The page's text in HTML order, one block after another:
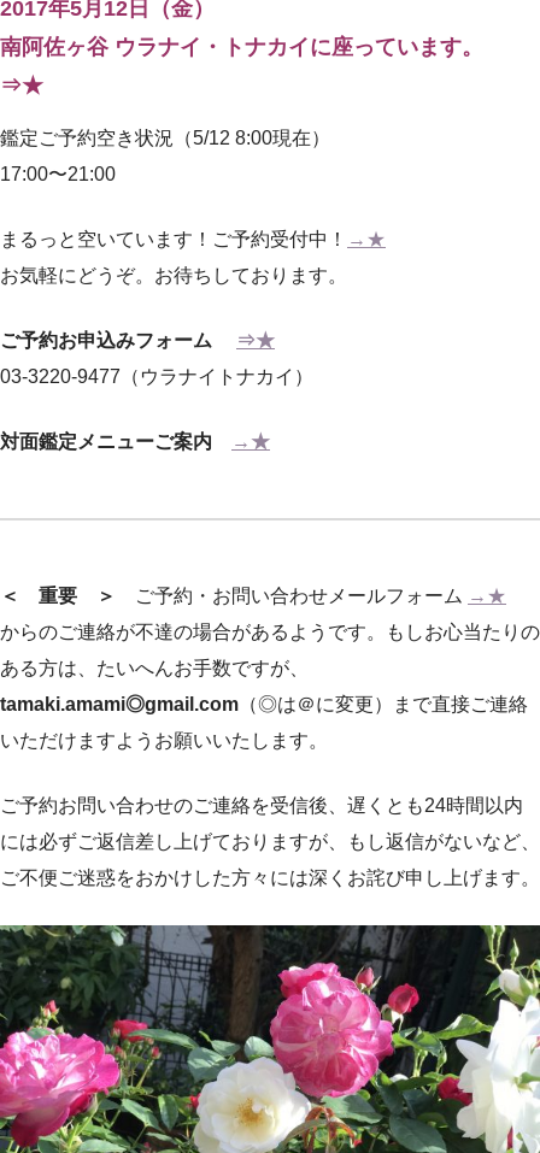
2017年5月12日（金）
南阿佐ヶ谷 ウラナイ・トナカイに座っています。
⇒★
鑑定ご予約空き状況（5/12 8:00現在）
17:00〜21:00
まるっと空いています！ご予約受付中！ →★
お気軽にどうぞ。お待ちしております。
ご予約お申込みフォーム
⇒★
03-3220-9477（ウラナイトナカイ）
対面鑑定メニューご案内 →★
＜ 重要 ＞ ご予約・お問い合わせメールフォーム →★
からのご連絡が不達の場合があるようです。もしお心当たりの
ある方は、たいへんお手数ですが、
tamaki.amami◎gmail.com （◎は＠に変更）まで直接ご連絡
いただけますようお願いいたします。
ご予約お問い合わせのご連絡を受信後、遅くとも24時間以内
には必ずご返信差し上げておりますが、もし返信がないなど、
ご不便ご迷惑をおかけした方々には深くお詫び申し上げます。